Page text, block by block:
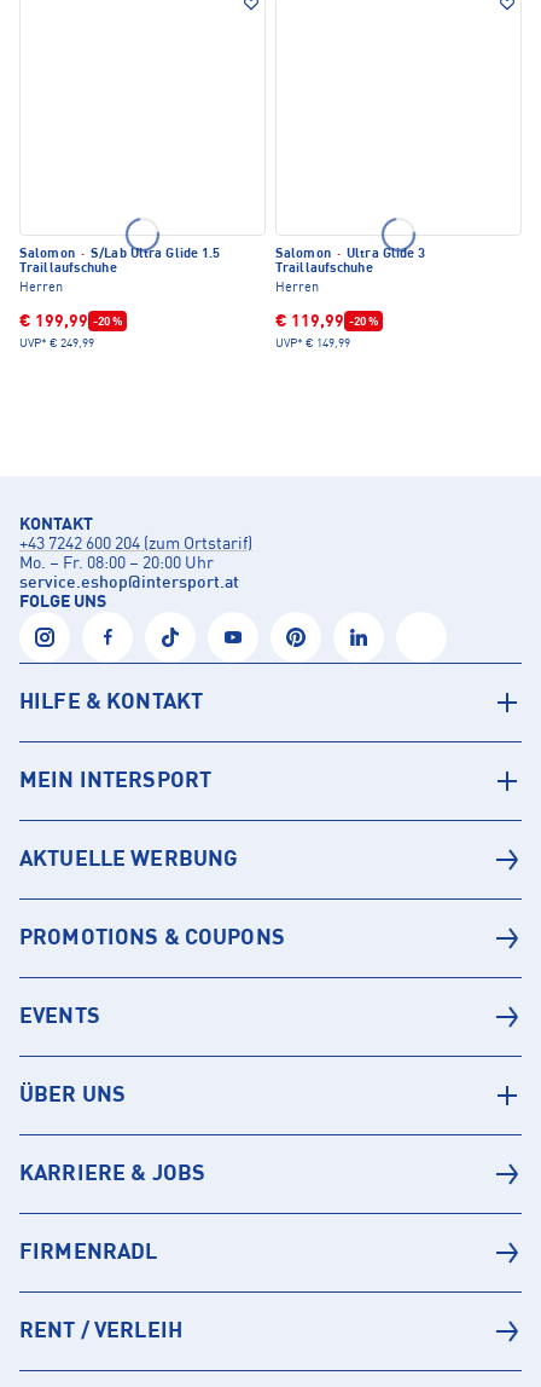
Salomon · S/Lab Ultra Glide 1.5
Traillaufschuhe
Herren
€ 199,99 -20 %
UVP* € 249,99
Salomon · Ultra Glide 3
Traillaufschuhe
Herren
€ 119,99 -20 %
UVP* € 149,99
KONTAKT
+43 7242 600 204 (zum Ortstarif)
Mo. – Fr. 08:00 – 20:00 Uhr
service.eshop@intersport.at
FOLGE UNS
HILFE & KONTAKT
MEIN INTERSPORT
AKTUELLE WERBUNG
PROMOTIONS & COUPONS
EVENTS
ÜBER UNS
KARRIERE & JOBS
FIRMENRADL
RENT / VERLEIH